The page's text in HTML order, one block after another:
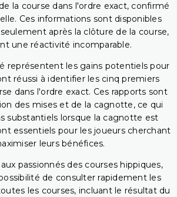
la course dans l'ordre exact, confirmé
Ces informations sont disponibles
après la clôture de la course,
une réactivité incomparable.
représentent les gains potentiels pour
réussi à identifier les cinq premiers
dans l'ordre exact. Ces rapports sont
des mises et de la cagnotte, ce qui
substantiels lorsque la cagnotte est
essentiels pour les joueurs cherchant
leurs bénéfices.
passionnés des courses hippiques,
de consulter rapidement les
les courses, incluant le résultat du